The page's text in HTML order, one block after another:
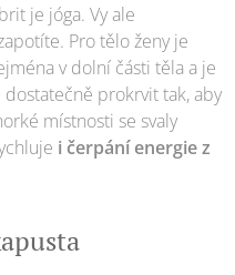
je jóga. Vy ale
Pro tělo ženy je
v dolní části těla a je
prokrvit tak, aby
místnosti se svaly
i čerpání energie z